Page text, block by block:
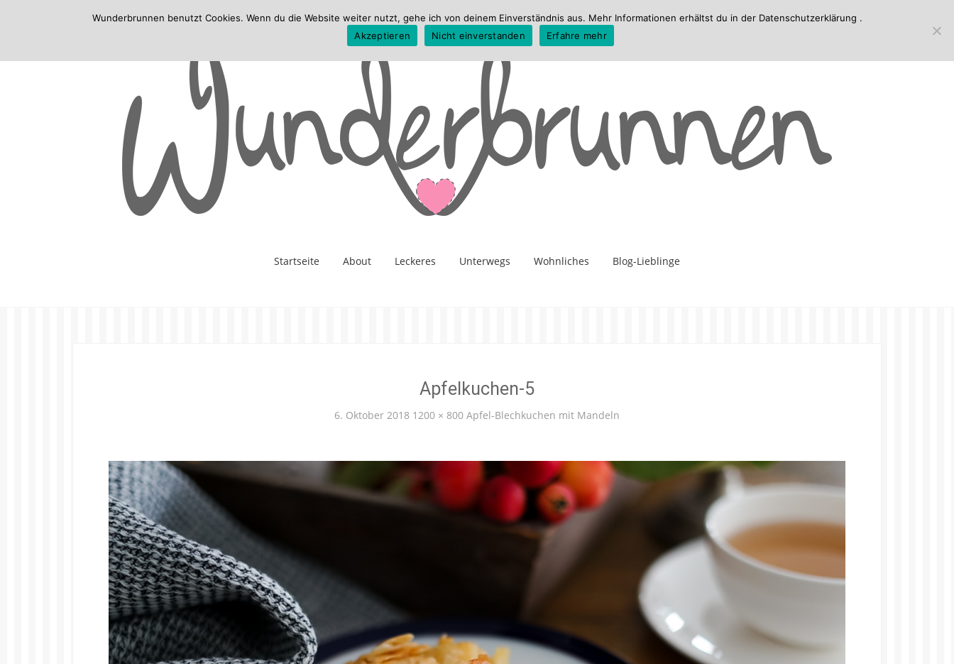
Startseite About Leckeres Unterwegs Wohnliches Blog-Lieblinge
Apfelkuchen-5
6. Oktober 2018 1200 × 800 Apfel-Blechkuchen mit Mandeln
Wunderbrunnen benutzt Cookies. Wenn du die Website weiter nutzt, gehe ich von deinem Einverständnis aus. Mehr Informationen erhältst du in der Datenschutzerklärung .
Akzeptieren
Nicht einverstanden Erfahre mehr